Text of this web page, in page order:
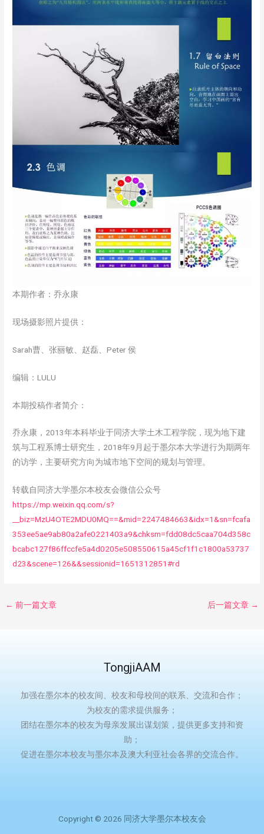
本期作者：乔永康
现场摄影照片提供：
Sarah曹、张丽敏、赵磊、Peter 侯
编辑：LULU
本期投稿作者简介：
乔永康，2013年本科毕业于同济大学土木工程学院，现为地下建
筑与工程系博士研究生，2018年9月起于墨尔本大学进行为期两年
的访学，主要研究方向为城市地下空间的规划与管理。
转载自同济大学墨尔本校友会微信公众号
https://mp.weixin.qq.com/s?
__biz=MzU4OTE2MDU0MQ==&mid=2247484663&idx=1&sn=fcafa
353ee5ae9ab80a2afe0221403a9&chksm=fdd08dc5caa704d358c
bcabc127f86ffccfe5a4d0205e508550615a45cf1f1c1800a53737
d23&scene=126&&sessionid=1651312851#rd
← 前一篇文章 后一篇文章 →
TongjiAAM
加强在墨尔本的校友间、校友和母校间的联系、交流和合作；
为校友的需求提供服务；
团结在墨尔本的校友为母亲发展出谋划策，提供更多支持和资
助；
促进在墨尔本校友与墨尔本及澳大利亚社会各界的交流合作。
Copyright © 2026 同济大学墨尔本校友会